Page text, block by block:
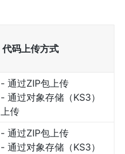
代码上传方式
- 通过ZIP包上传
- 通过对象存储（KS3）
上传
- 通过ZIP包上传
- 通过对象存储（KS3）